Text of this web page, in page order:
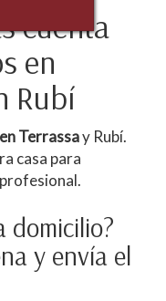
cuenta
en
Rubí
Terrassay Rubí.
casa para
domicilio?
y envía el